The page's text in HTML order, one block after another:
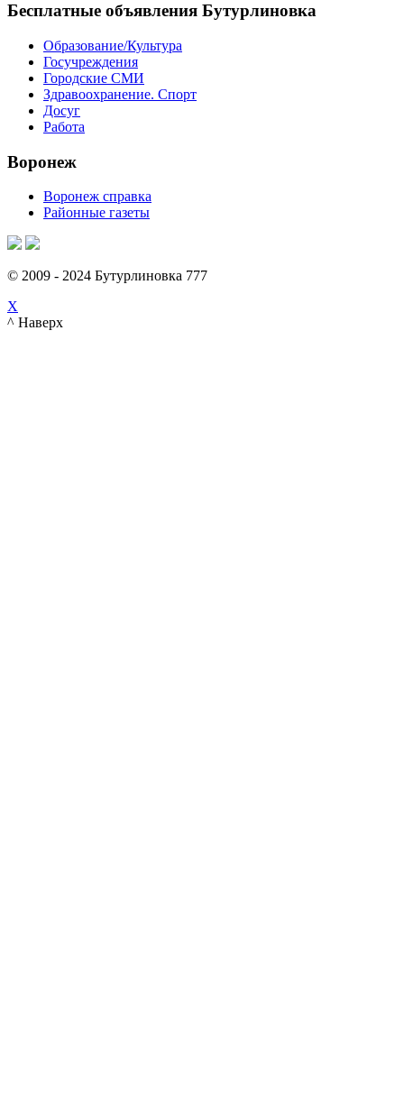
Бесплатные объявления Бутурлиновка
Образование/Культура
Госучреждения
Городские СМИ
Здравоохранение. Спорт
Досуг
Работа
Воронеж
Воронеж справка
Районные газеты
© 2009 - 2024 Бутурлиновка 777
X
^ Наверх